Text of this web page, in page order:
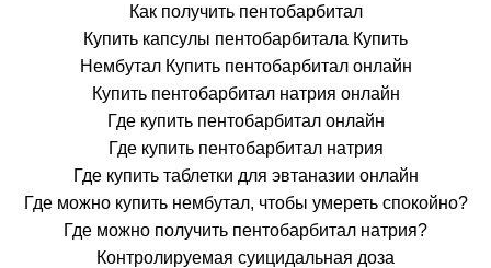
Как получить пентобарбитал
Купить капсулы пентобарбитала Купить
Нембутал Купить пентобарбитал онлайн
Купить пентобарбитал натрия онлайн
Где купить пентобарбитал онлайн
Где купить пентобарбитал натрия
Где купить таблетки для эвтаназии онлайн
Где можно купить нембутал, чтобы умереть спокойно?
Где можно получить пентобарбитал натрия?
Контролируемая суицидальная доза